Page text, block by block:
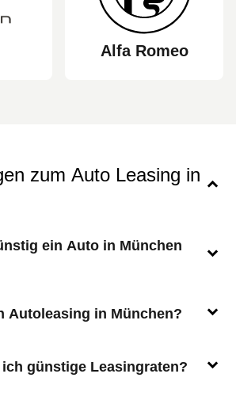
Alfa Romeo
zum Auto Leasing in
ein Auto in München
Autoleasing in München?
günstige Leasingraten?